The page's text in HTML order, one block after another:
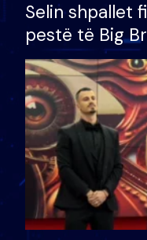
Selin shpallet
pestë të Big
çmimin e